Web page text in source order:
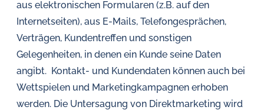
aus elektronischen Formularen (z.B. auf den
Internetseiten), aus E-Mails, Telefongesprächen,
Verträgen, Kundentreffen und sonstigen
Gelegenheiten, in denen ein Kunde seine Daten
angibt. Kontakt- und Kundendaten können auch bei
Wettspielen und Marketingkampagnen erhoben
werden. Die Untersagung von Direktmarketing wird